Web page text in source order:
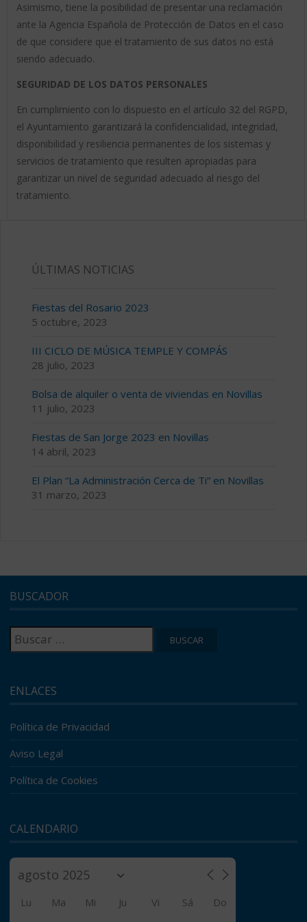
Asimismo, tiene la posibilidad de presentar una reclamación
ante la Agencia Española de Protección de Datos en el caso
de que considere que el tratamiento de sus datos no está
siendo adecuado.
SEGURIDAD DE LOS DATOS PERSONALES
En cumplimiento con lo dispuesto en el artículo 32 del RGPD,
el Ayuntamiento garantizará la confidencialidad, integridad,
disponibilidad y resiliencia permanentes de los sistemas y
servicios de tratamiento que resulten apropiadas para
garantizar un nivel de seguridad adecuado al riesgo del
tratamiento.
ÚLTIMAS NOTICIAS
Fiestas del Rosario 2023
5 octubre, 2023
III CICLO DE MÚSICA TEMPLE Y COMPÁS
28 julio, 2023
Bolsa de alquiler o venta de viviendas en Novillas
11 julio, 2023
Fiestas de San Jorge 2023 en Novillas
14 abril, 2023
El Plan “La Administración Cerca de Ti” en Novillas
31 marzo, 2023
BUSCADOR
Buscar:
ENLACES
Política de Privacidad
Aviso Legal
Política de Cookies
CALENDARIO
Lu Ma Mi Ju Vi Sá Do